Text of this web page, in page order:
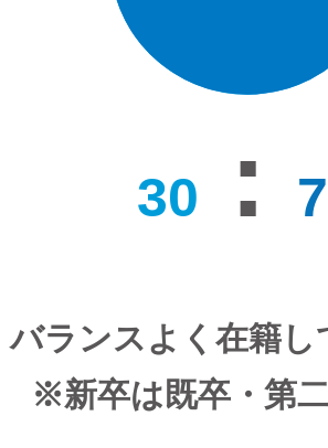
30 :
バランスよく在籍し
※新卒は既卒・第